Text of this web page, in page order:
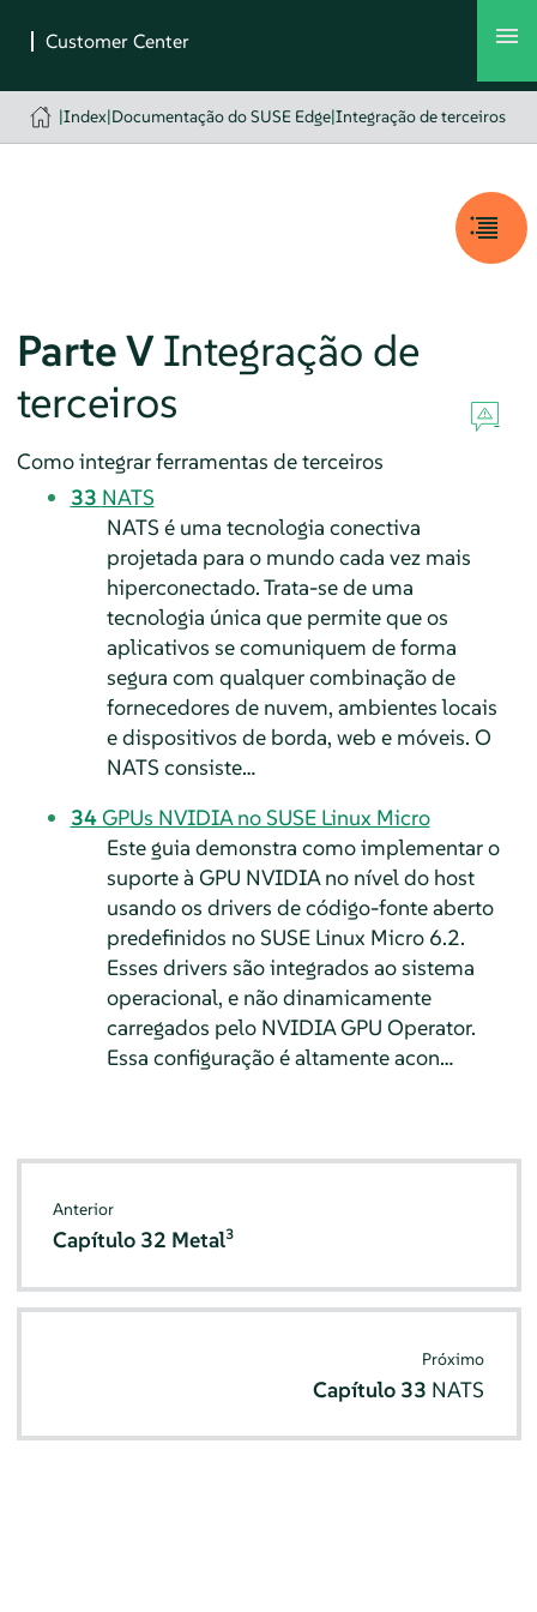
|Index|Documentação do SUSE Edge|Integração de terceiros
Parte VIntegração de
terceiros
Como integrar ferramentas de terceiros
33 NATS
NATS é uma tecnologia conectiva
projetada para o mundo cada vez mais
hiperconectado. Trata-se de uma
tecnologia única que permite que os
aplicativos se comuniquem de forma
segura com qualquer combinação de
fornecedores de nuvem, ambientes locais
e dispositivos de borda, web e móveis. O
NATS consiste…
34GPUs NVIDIA no SUSE Linux Micro
Este guia demonstra como implementar o
suporte à GPU NVIDIA no nível do host
usando os drivers de código-fonte aberto
predefinidos no SUSE Linux Micro 6.2.
Esses drivers são integrados ao sistema
operacional, e não dinamicamente
carregados pelo NVIDIA GPU Operator.
Essa configuração é altamente acon…
Anterior
Capítulo 32 Metal3
Próximo
Capítulo 33 NATS